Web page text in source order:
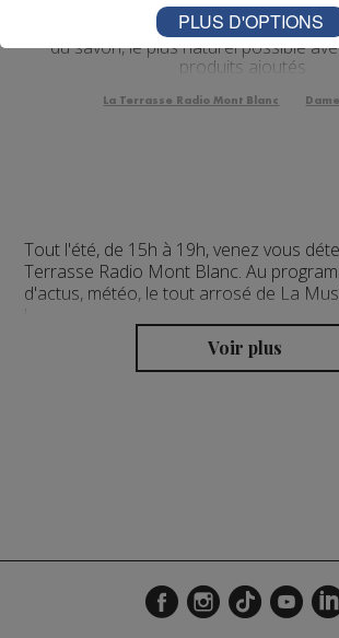
Direction Mésigny chez Rachel
du savon, le plus naturel possible
produits ajoutés.
La Terrasse Radio Mont Blanc
Tout l'été, de 15h à 19h, venez vous
Terrasse Radio Mont Blanc. Au
d'actus, météo, le tout arrosé de La
!
PLUS D'OPTIONS